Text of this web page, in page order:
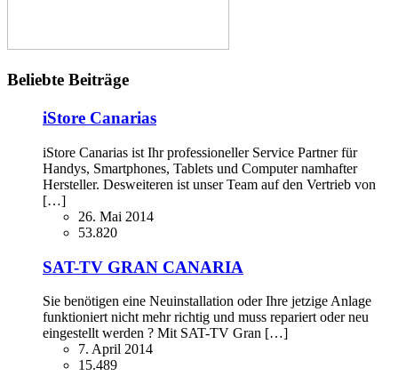
Beliebte Beiträge
iStore Canarias
iStore Canarias ist Ihr professioneller Service Partner für
Handys, Smartphones, Tablets und Computer namhafter
Hersteller. Desweiteren ist unser Team auf den Vertrieb von
[…]
26. Mai 2014
53.820
SAT-TV GRAN CANARIA
Sie benötigen eine Neuinstallation oder Ihre jetzige Anlage
funktioniert nicht mehr richtig und muss repariert oder neu
eingestellt werden ? Mit SAT-TV Gran […]
7. April 2014
15.489